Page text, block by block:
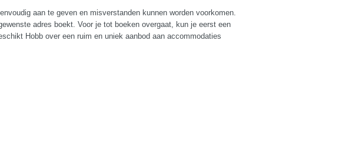
aan te geven en misverstanden kunnen worden voorkomen.
adres boekt. Voor je tot boeken overgaat, kun je eerst een
Hobb over een ruim en uniek aanbod aan accommodaties